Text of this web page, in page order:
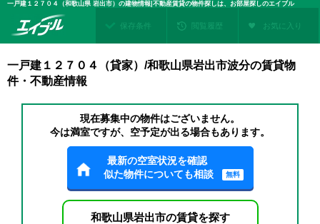
一戸建１２７０４（和歌山県 岩出市）の建物情報|不動産賃貸の物件探しは、お部屋探しのエイブル
保存条件 閲覧履歴 お気に入り
一戸建１２７０４（貸家）/和歌山県岩出市波分の賃貸物
件・不動産情報
現在募集中の物件はございません。
今は満室ですが、空予定が出る場合もあります。
最新の空室状況を確認
似た物件についても相談
無料
和歌山県岩出市の賃貸を探す